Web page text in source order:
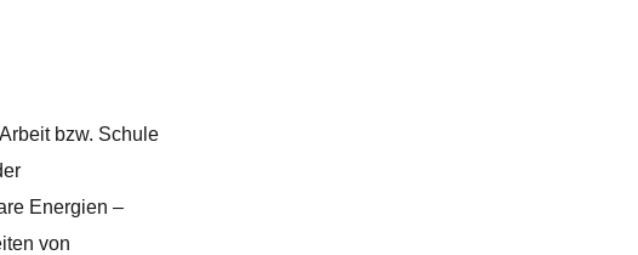
bzw. Schule
Energien –
von